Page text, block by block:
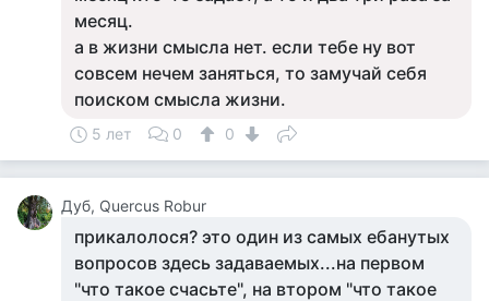
месяц.
а в жизни смысла нет. если тебе ну вот
совсем нечем заняться, то замучай себя
поиском смысла жизни.
5 лет 0 0
Дуб, Quercus Robur
прикалолося? это один из самых ебанутых
вопросов здесь задаваемых...на первом
"что такое счасьте", на втором "что такое